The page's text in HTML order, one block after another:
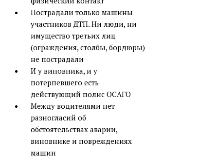
Пострадали только машины
участников ДТП. Ни люди, ни
имущество третьих лиц
(ограждения, столбы, бордюры)
не пострадали
И у виновника, и у
потерпевшего есть
действующий полис ОСАГО
Между водителями нет
разногласий об
обстоятельствах аварии,
виновнике и повреждениях
машин